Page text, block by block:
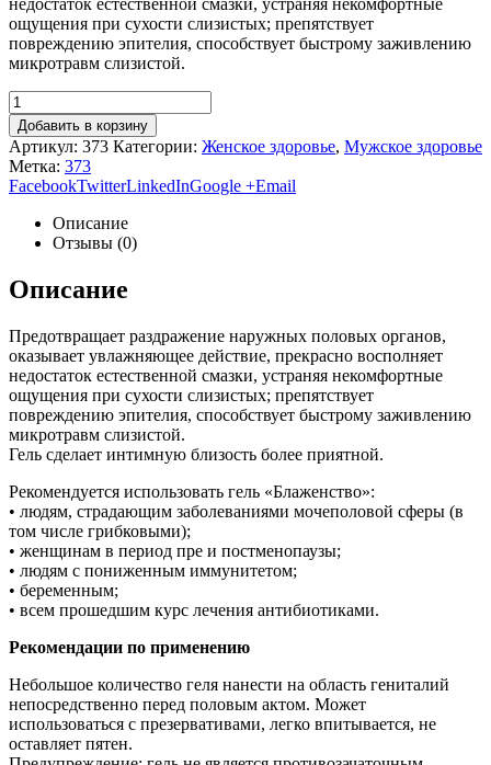
недостаток естественной смазки, устраняя некомфортные
ощущения при сухости слизистых; препятствует
повреждению эпителия, способствует быстрому заживлению
микротравм слизистой.
Добавить в корзину
Артикул: 373 Категории: Женское здоровье, Мужское здоровье
Метка: 373
FacebookTwitterLinkedInGoogle +Email
Описание
Отзывы (0)
Описание
Предотвращает раздражение наружных половых органов,
оказывает увлажняющее действие, прекрасно восполняет
недостаток естественной смазки, устраняя некомфортные
ощущения при сухости слизистых; препятствует
повреждению эпителия, способствует быстрому заживлению
микротравм слизистой.
Гель сделает интимную близость более приятной.
Рекомендуется использовать гель «Блаженство»:
• людям, страдающим заболеваниями мочеполовой сферы (в
том числе грибковыми);
• женщинам в период пре­ и постменопаузы;
• людям с пониженным иммунитетом;
• беременным;
• всем прошедшим курс лечения антибиотиками.
Рекомендации по применению
Небольшое количество геля нанести на область гениталий
непосредственно перед половым актом. Может
использоваться с презервативами, легко впитывается, не
оставляет пятен.